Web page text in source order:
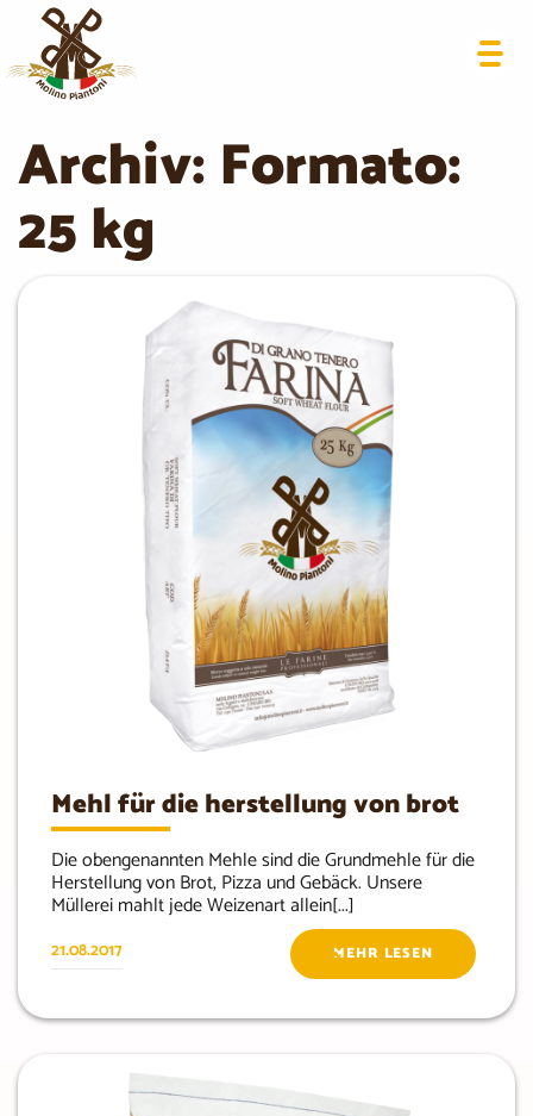
Archiv: Formato:
25 kg
Mehl für die herstellung von brot
Die obengenannten Mehle sind die Grundmehle für die
Herstellung von Brot, Pizza und Gebäck. Unsere
Müllerei mahlt jede Weizenart allein[...]
21.08.2017 MEHR LESEN